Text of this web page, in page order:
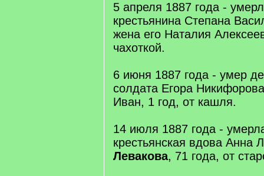
5 апреля 1887 года -
крестьянина Степана
жена его Наталия
чахоткой.
6 июня 1887 года - умер
солдата Егора
Иван, 1 год, от кашля.
14 июля 1887 года -
крестьянская вдова Анна
Левакова, 71 года, от